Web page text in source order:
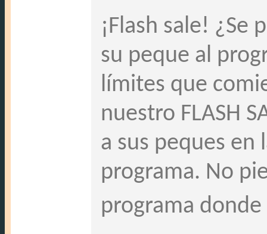
¡Flash sale!
su peque al
límites que
nuestro FLASH
a sus peques en
programa. No
programa